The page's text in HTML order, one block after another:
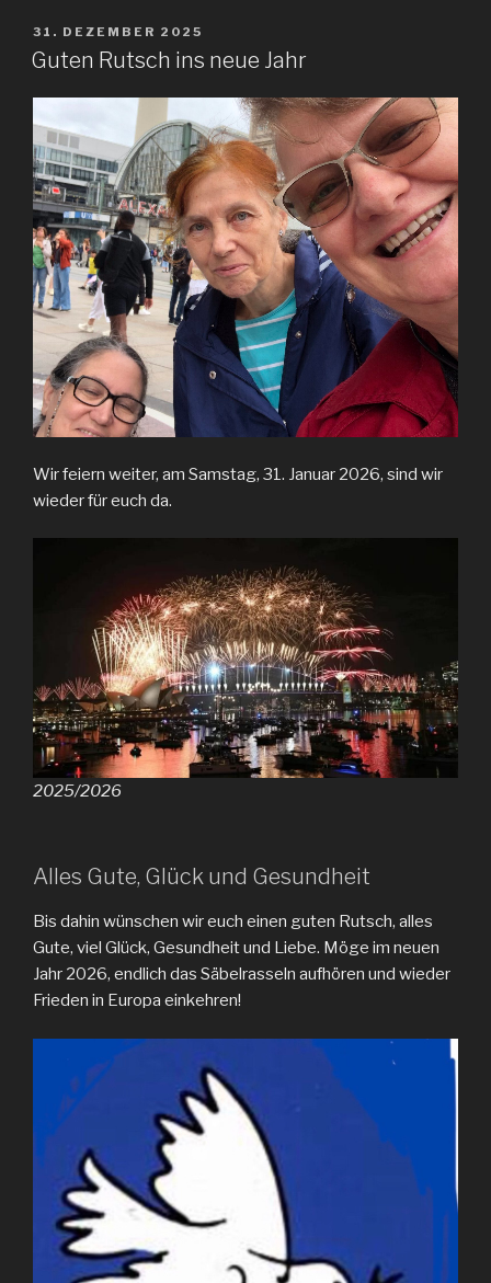
VERÖFFENTLICHT
AM
31. DEZEMBER 2025
Guten Rutsch ins neue Jahr
Wir feiern weiter, am Samstag, 31. Januar 2026, sind wir
wieder für euch da.
2025/2026
Alles Gute, Glück und Gesundheit
Bis dahin wünschen wir euch einen guten Rutsch, alles
Gute, viel Glück, Gesundheit und Liebe. Möge im neuen
Jahr 2026, endlich das Säbelrasseln aufhören und wieder
Frieden in Europa einkehren!